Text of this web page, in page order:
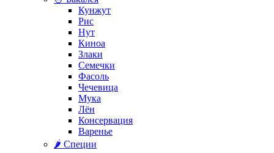
Кунжут
Рис
Нут
Киноа
Злаки
Семечки
Фасоль
Чечевица
Мука
Лён
Консервация
Варенье
🌶️ Специи